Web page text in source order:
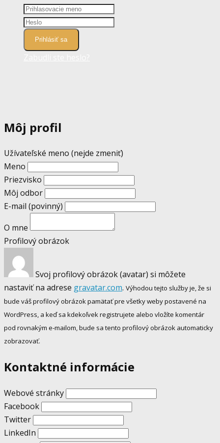
Prihlásiť sa
Môj profil
Užívateľské meno (nejde zmeniť)
Meno
Priezvisko
Môj odbor
E-mail (povinný)
O mne
Profilový obrázok
Svoj profilový obrázok (avatar) si môžete
nastaviť na adrese gravatar.com. Výhodou tejto služby je, že si
bude váš profilový obrázok pamätať pre všetky weby postavené na
WordPress, a keď sa kdekoľvek registrujete alebo vložíte komentár
pod rovnakým e-mailom, bude sa tento profilový obrázok automaticky
zobrazovať.
Kontaktné informácie
Webové stránky
Facebook
Twitter
LinkedIn